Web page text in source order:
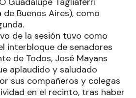
Buenos Aires), como
de la sesión tuvo como
interbloque de senadores
de Todos, José Mayans
aplaudido y saludado
sus compañeros y colegas
en el recinto, tras haber